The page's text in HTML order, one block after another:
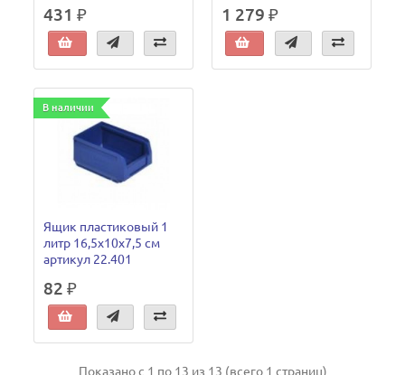
431 ₽ 1 279 ₽
В наличии
Ящик пластиковый 1
литр 16,5x10x7,5 см
артикул 22.401
82 ₽
Показано с 1 по 13 из 13 (всего 1 страниц)